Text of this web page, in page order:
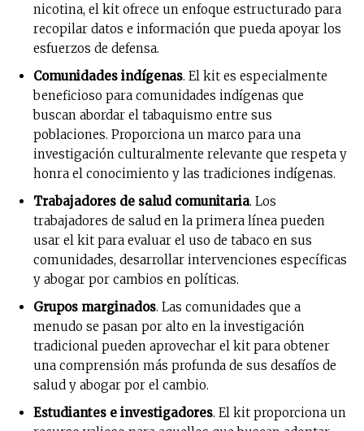
nicotina, el kit ofrece un enfoque estructurado para
recopilar datos e información que pueda apoyar los
esfuerzos de defensa.
Comunidades indígenas. El kit es especialmente
beneficioso para comunidades indígenas que
buscan abordar el tabaquismo entre sus
poblaciones. Proporciona un marco para una
investigación culturalmente relevante que respeta y
honra el conocimiento y las tradiciones indígenas.
Trabajadores de salud comunitaria. Los
trabajadores de salud en la primera línea pueden
usar el kit para evaluar el uso de tabaco en sus
comunidades, desarrollar intervenciones específicas
y abogar por cambios en políticas.
Grupos marginados. Las comunidades que a
menudo se pasan por alto en la investigación
tradicional pueden aprovechar el kit para obtener
una comprensión más profunda de sus desafíos de
salud y abogar por el cambio.
Estudiantes e investigadores. El kit proporciona un